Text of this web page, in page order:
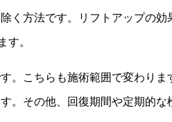
く方法です。リフトアップの
す。
。こちらも施術範囲で変わり
。その他、回復期間や定期的な